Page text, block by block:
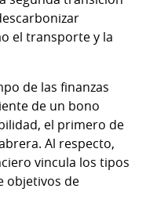
el transporte y la
de las finanzas
de un bono
el primero de
Al respecto,
vincula los tipos
objetivos de